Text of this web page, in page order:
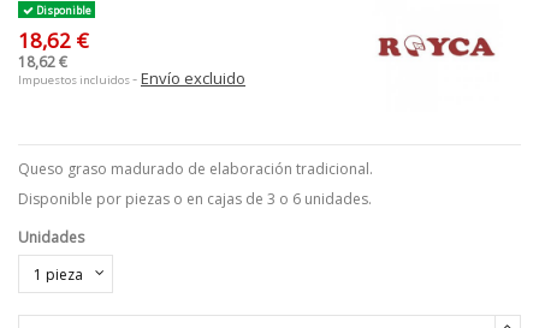
Disponible
18,62 €
18,62 €
Impuestos incluidos Envío excluido
Queso graso madurado de elaboración tradicional.
Disponible por piezas o en cajas de 3 o 6 unidades.
Unidades